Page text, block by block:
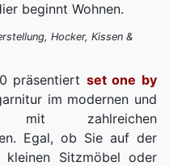
beginnt Wohnen.
Hocker, Kissen &
präsentiert set one by
im modernen und
mit zahlreichen
Egal, ob Sie auf der
kleinen Sitzmöbel oder